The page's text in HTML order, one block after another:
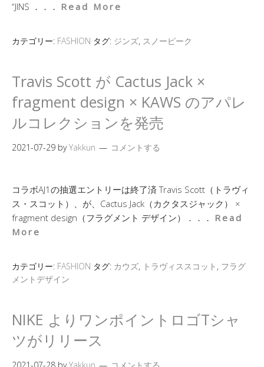
“JINS ．．． Read More
カテゴリー: FASHION タグ: ジンズ, スノーピーク
Travis Scott が Cactus Jack ×
fragment design × KAWS のアパレ
ルコレクションを発売
2021-07-29 byYakkun コメントする
コラボAJ1の抽選エントリーは終了済 Travis Scott（トラヴィ
ス・スコット）、が、Cactus Jack（カクタスジャック） ×
fragment design（フラグメント デザイン）．．． Read
More
カテゴリー: FASHION タグ: カウズ, トラヴィススコット , フラグ
メントデザイン
NIKE よりワンポイントロゴTシャ
ツがリリース